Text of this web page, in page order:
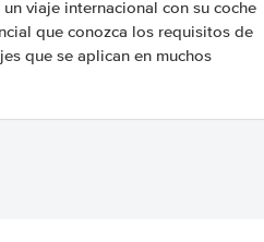
viaje internacional con su coche
que conozca los requisitos de
que se aplican en muchos